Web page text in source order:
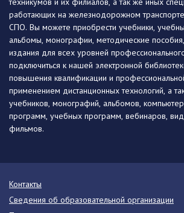
работающих на железнодорожном
СПО. Вы можете приобрести учебники,
альбомы, монографии, методические
издания для всех уровней
подключиться к нашей электронной
повышения квалификации и
применением дистанционных технологий, а
учебников, монографий, альбомов,
программ, учебных программ, вебинаров,
фильмов.
Контакты
Сведения об образовательной организации